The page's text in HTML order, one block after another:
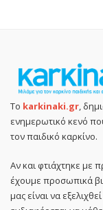
Το karkinaki.gr,
ενημερωτικό κενό
τον παιδικό καρκίνο.
Αν και φτιάχτηκε με
έχουμε προσωπικά
μας είναι να